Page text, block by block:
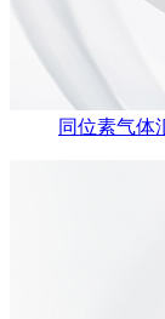
同位素气体